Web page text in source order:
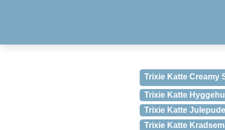
Trixie Katte Creamy
Trixie Katte
Trixie Katte
Trixie Katte